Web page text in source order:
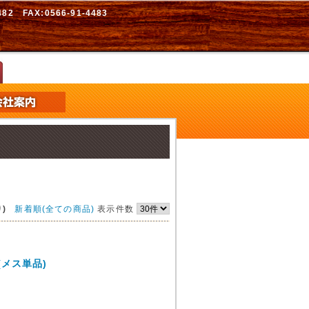
FAX:0566-91-4483
) 新着順(全ての商品) 表示件数
ス単品)